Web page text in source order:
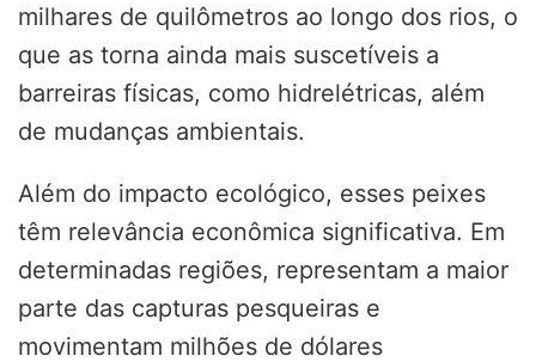
milhares de quilômetros ao longo dos rios, o
que as torna ainda mais suscetíveis a
barreiras físicas, como hidrelétricas, além
de mudanças ambientais.
Além do impacto ecológico, esses peixes
têm relevância econômica significativa. Em
determinadas regiões, representam a maior
parte das capturas pesqueiras e
movimentam milhões de dólares